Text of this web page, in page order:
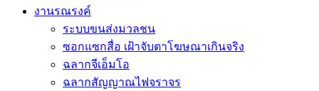
งานรณรงค์
ระบบขนส่งมวลชน
ซอกแซกสื่อ เฝ้าจับตาโฆษณาเกินจริง
ฉลากจีเอ็มโอ
ฉลากสัญญาณไฟจราจร